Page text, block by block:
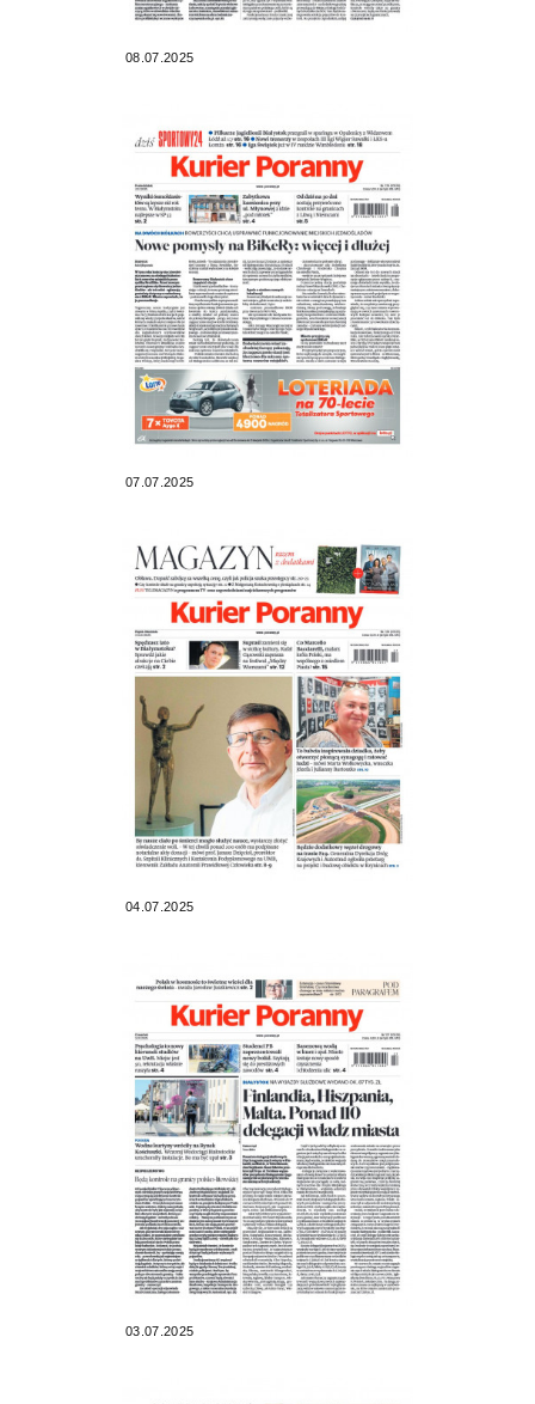
08.07.2025
07.07.2025
04.07.2025
03.07.2025